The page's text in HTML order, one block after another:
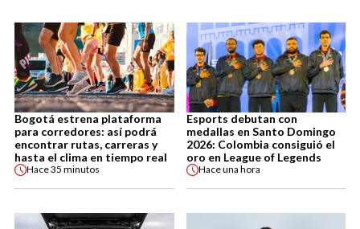
Bogotá estrena plataforma
para corredores: así podrá
encontrar rutas, carreras y
hasta el clima en tiempo real
Hace35 minutos
Esports debutan con
medallas en Santo Domingo
2026: Colombia consiguió el
oro en League of Legends
Haceuna hora